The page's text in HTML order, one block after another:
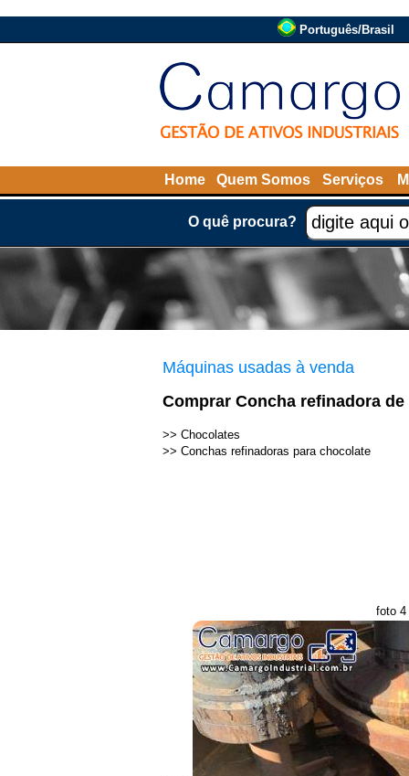
Português/Brasil
Home Quem Somos Serviços
O quê procura?
Máquinas usadas à venda
Comprar Concha refinadora
>> Chocolates
>> Conchas refinadoras para chocolate
foto 4